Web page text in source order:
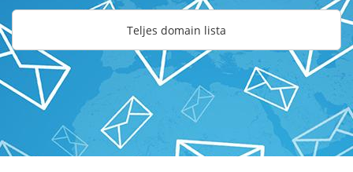
Teljes domain lista